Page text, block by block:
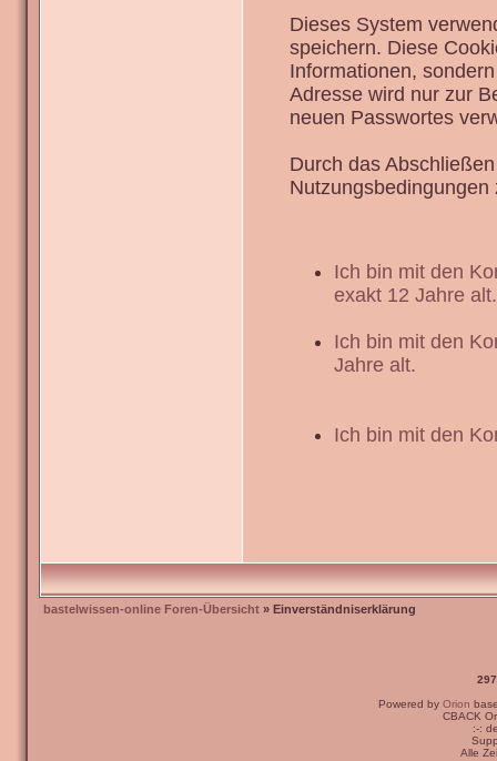
Dieses System
speichern. Diese
Informationen,
Adresse wird nur zur
neuen Passwortes
Durch das
Nutzungsbedingungen
Ich bin mit den
exakt 12 Jahre alt.
Ich bin mit den
Jahre alt.
Ich bin mit den
bastelwissen-online Foren-Übersicht » Einverständniserklärung
Powered by Orion
CBACK
:-:
Alle